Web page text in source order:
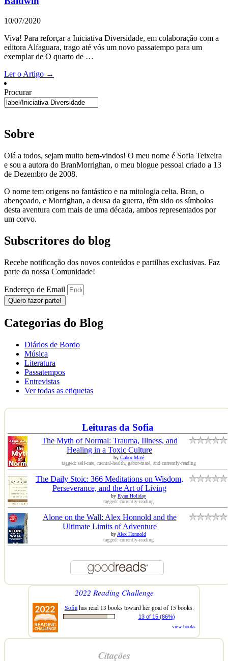
10/07/2020
Viva! Para reforçar a Iniciativa Diversidade, em colaboração com a
editora Alfaguara, trago até vós um novo passatempo para um
exemplar de O quarto de …
Ler o Artigo →
Procurar
Sobre
Olá a todos, sejam muito bem-vindos! O meu nome é Sofia Teixeira
e sou a autora do BranMorrighan, o meu blogue pessoal criado a 13
de Dezembro de 2008.
O nome tem origens no fantástico e na mitologia celta. Bran, o
abençoado, e Morrighan, a deusa da guerra, têm sido os símbolos
desta aventura com mais de uma década, ambos representados por
um corvo.
Subscritores do blog
Recebe notificação dos novos conteúdos e partilhas exclusivas. Faz
parte da nossa Comunidade!
Endereço de Email
Quero fazer parte!
Categorias do Blog
Diários de Bordo
Música
Literatura
Passatempos
Entrevistas
Ver todas as etiquetas
Leituras da Sofia
The Myth of Normal: Trauma, Illness, and
Healing in a Toxic Culture
by Gabor Maté
tagged: self-care, mental-health, gabor-maté, and currently-reading
The Daily Stoic: 366 Meditations on Wisdom,
Perseverance, and the Art of Living
by Ryan Holiday
tagged: currently-reading
Alone on the Wall: Alex Honnold and the
Ultimate Limits of Adventure
by Alex Honnold
tagged: currently-reading
2022 Reading Challenge
Sofiahas read 13 books toward her goal of 15 books.
13 of 15 (86%)
view books
Citações